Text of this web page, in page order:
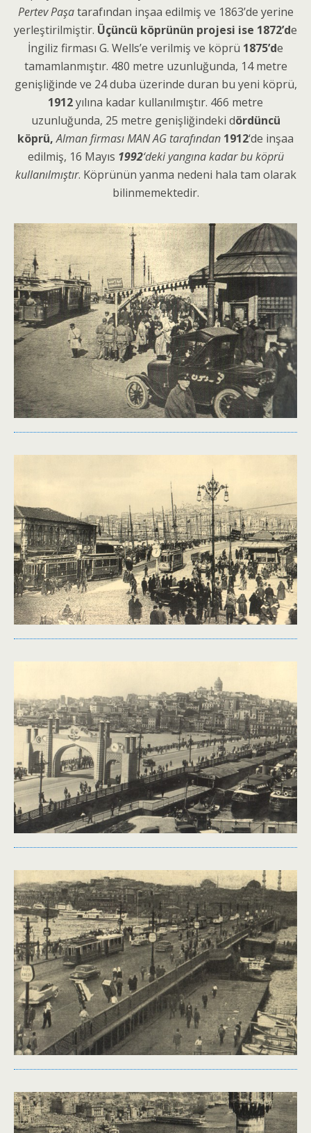
Pertev Paşatarafından inşaa edilmiş ve 1863’de yerine
yerleştirilmiştir. Üçüncü köprünün projesi ise 1872’de
İngiliz firması G. Wells’e verilmiş ve köprü 1875’de
tamamlanmıştır. 480 metre uzunluğunda, 14 metre
genişliğinde ve 24 duba üzerinde duran bu yeni köprü,
1912yılına kadar kullanılmıştır. 466 metre
uzunluğunda, 25 metre genişliğindeki dördüncü
köprü,Alman firması MAN AG tarafından 1912‘de inşaa
edilmiş, 16 Mayıs 1992‘deki yangına kadar bu köprü
kullanılmıştır. Köprünün yanma nedeni hala tam olarak
bilinmemektedir.